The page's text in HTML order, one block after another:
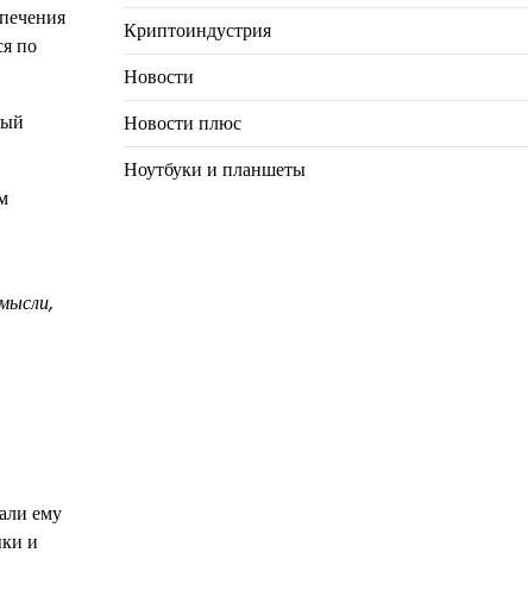
по
ему
и
Криптоиндустрия
Новости
Новости плюс
Ноутбуки и планшеты